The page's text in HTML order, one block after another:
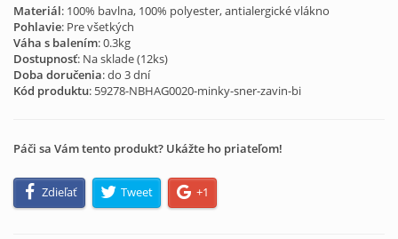
Materiál: 100% bavlna, 100% polyester, antialergické vlákno
Pohlavie: Pre všetkých
Váha s balením: 0.3kg
Dostupnosť: Na sklade (12ks)
Doba doručenia: do 3 dní
Kód produktu: 59278-NBHAG0020-minky-sner-zavin-bi
Páči sa Vám tento produkt? Ukážte ho priateľom!
Zdieľať Tweet +1